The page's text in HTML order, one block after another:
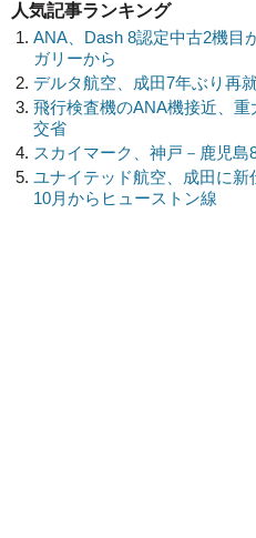
人気記事ランキング
ANA、Dash 8認定中古2機
ガリーから
デルタ航空、成田7年ぶり再
飛行検査機のANA機接近、
交省
スカイマーク、神戸－鹿児
ユナイテッド航空、成田に新
10月からヒューストン線